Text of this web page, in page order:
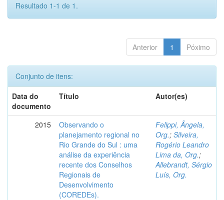
Resultado 1-1 de 1.
Anterior 1 Póximo
Conjunto de itens:
Data do
documento
Título Autor(es)
2015
Observando o
planejamento regional no
Rio Grande do Sul : uma
análise da experiência
recente dos Conselhos
Regionais de
Desenvolvimento
(COREDEs).
Felippi, Ângela,
Org.; Silveira,
Rogério Leandro
Lima da, Org.;
Allebrandt, Sérgio
Luís, Org.